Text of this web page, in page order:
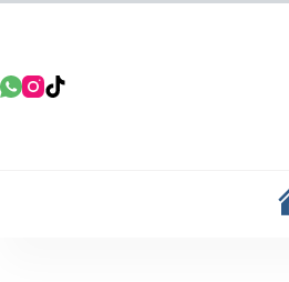
Saltar